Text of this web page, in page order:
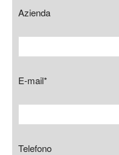
Azienda
E-mail*
Telefono